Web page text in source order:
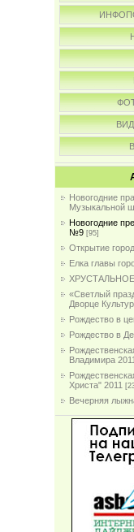
Новогодние
Музыкальной
Новогодние
№9 [95]
Открытие
Елка главы
«Светлый
Дворце
Рождество в
Рождество в
Владимира 2011
Христа" 2011
Вечерняя